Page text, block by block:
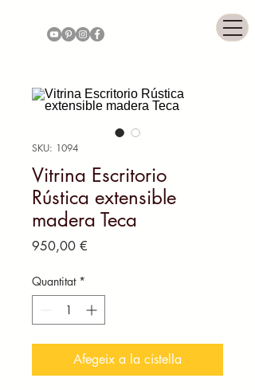
SKU: 1094
Vitrina Escritorio
Rústica extensible
madera Teca
950,00 €
Quantitat *
Afegeix a la cistella